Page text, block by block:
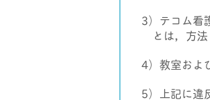
3）テコム看
とは，方
4）教室およ
5）上記に違